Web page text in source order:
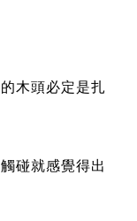
木頭必定是扎
碰就感覺得出